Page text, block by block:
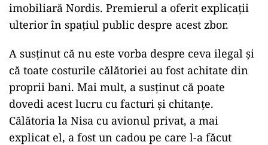
imobiliară Nordis. Premierul a oferit explicații
ulterior în spațiul public despre acest zbor.
A susținut că nu este vorba despre ceva ilegal și
că toate costurile călătoriei au fost achitate din
proprii bani. Mai mult, a susținut că poate
dovedi acest lucru cu facturi și chitanțe.
Călătoria la Nisa cu avionul privat, a mai
explicat el, a fost un cadou pe care l-a făcut